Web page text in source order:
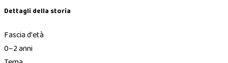
Dettagli della storia
Fascia d'età
0–2 anni